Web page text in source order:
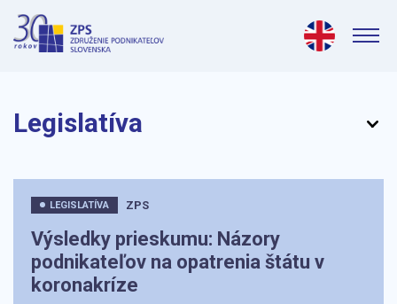
Legislatíva
LEGISLATÍVA ZPS
Výsledky prieskumu: Názory
podnikateľov na opatrenia štátu v
koronakríze